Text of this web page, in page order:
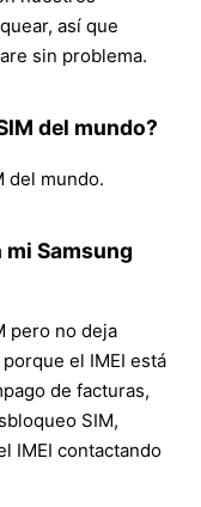
así que
sin problema.
del mundo?
del mundo.
Samsung
pero no deja
el IMEI está
de facturas,
SIM,
IMEI contactando